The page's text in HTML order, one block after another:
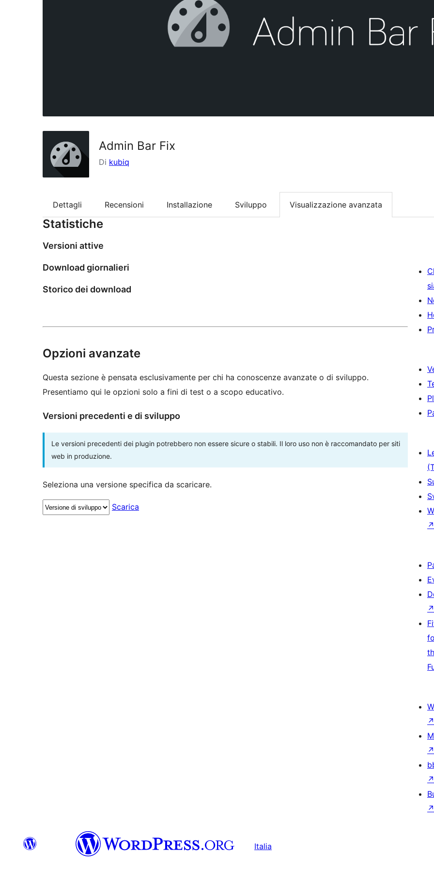
Admin Bar Fix
Di kubiq
Dettagli Recensioni Installazione Sviluppo Visualizzazione avanzata
Statistiche
Versioni attive
Download giornalieri
Storico dei download
Opzioni avanzate
Questa sezione è pensata esclusivamente per chi ha conoscenze avanzate o di sviluppo.
Presentiamo qui le opzioni solo a fini di test o a scopo educativo.
Versioni precedenti e di sviluppo
Le versioni precedenti dei plugin potrebbero non essere sicure o stabili. Il loro uso non è raccomandato per siti
web in produzione.
Seleziona una versione specifica da scaricare.
Scarica
↗
↗
↗
↗
↗
↗
Italia